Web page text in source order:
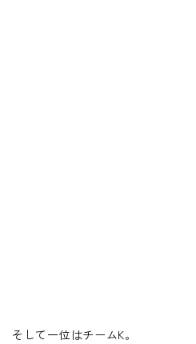
そして一位はチームK。